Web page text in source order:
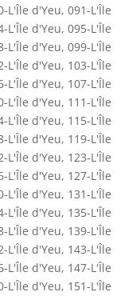
L'Île d'Yeu, 091-L'Île
L'Île d'Yeu, 095-L'Île
L'Île d'Yeu, 099-L'Île
L'Île d'Yeu, 103-L'Île
L'Île d'Yeu, 107-L'Île
L'Île d'Yeu, 111-L'Île
L'Île d'Yeu, 115-L'Île
L'Île d'Yeu, 119-L'Île
L'Île d'Yeu, 123-L'Île
L'Île d'Yeu, 127-L'Île
L'Île d'Yeu, 131-L'Île
L'Île d'Yeu, 135-L'Île
L'Île d'Yeu, 139-L'Île
L'Île d'Yeu, 143-L'Île
L'Île d'Yeu, 147-L'Île
L'Île d'Yeu, 151-L'Île